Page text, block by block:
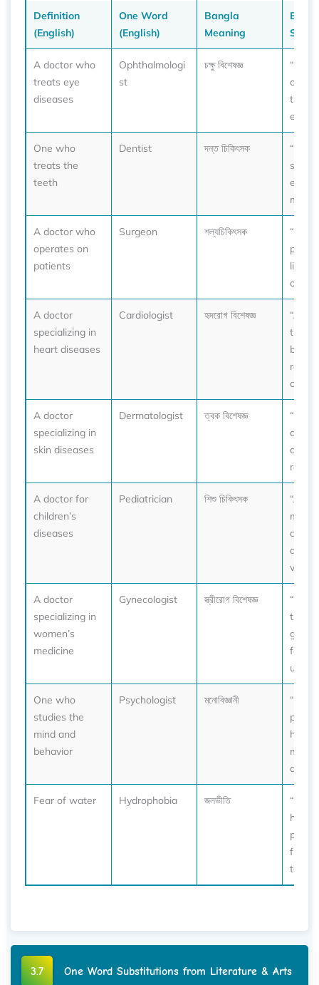
Definition
(English)
One Word
(English)
Bangla
Meaning
A doctor who
treats eye
diseases
Ophthalmologi
st
চক্ষু বিশেষজ্ঞ
“I
t for
One who
treats the
teeth
Dentist দন্ত চিকিৎসক
“You
see
every
A doctor who
operates on
patients
Surgeon শল্যচিকিৎসক
“The
life-
A doctor
specializing in
heart diseases
Cardiologist হৃদরোগ বিশেষজ্ঞ
A doctor
specializing in
skin diseases
Dermatologist ত্বক বিশেষজ্ঞ
“I
about
rash.”
A doctor for
children’s
diseases
Pediatrician শিশু চিকিৎসক
“A
and
A doctor
specializing in
women’s
medicine
Gynecologist স্ত্রীরোগ বিশেষজ্ঞ
“She
the
for a
up.”
One who
studies the
mind and
behavior
Psychologist মনোবিজ্ঞানী
Fear of water Hydrophobia জলভীতি
“Her
from
to
3.7
One Word Substitutions from Literature & Arts